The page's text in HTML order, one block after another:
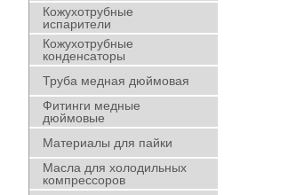
Кожухотрубные
испарители
Кожухотрубные
конденсаторы
Труба медная дюймовая
Фитинги медные
дюймовые
Материалы для пайки
Масла для холодильных
компрессоров